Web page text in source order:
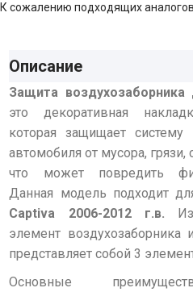
К сожалению подходящих
Описание
Защита
это декоративная
которая защищает
автомобиля от мусора, грязи,
что может повредить
Данная модель подходит
Captiva 2006-2012 г.в.
элемент
представляет собой 3
Основные